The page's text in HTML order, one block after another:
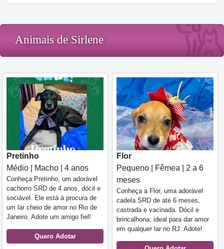
Animais de Sirlene
Pretinho
Médio | Macho | 4 anos
Conheça Pretinho, um adorável
cachorro SRD de 4 anos, dócil e
sociável. Ele está à procura de
um lar cheio de amor no Rio de
Janeiro. Adote um amigo fiel!
Quero Adotar
Flor
Pequeno | Fêmea | 2 a 6
meses
Conheça a Flor, uma adorável
cadela SRD de até 6 meses,
castrada e vacinada. Dócil e
brincalhona, ideal para dar amor
em qualquer lar no RJ. Adote!